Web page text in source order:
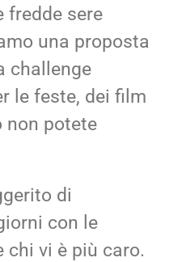
fredde sere
una proposta
challenge
le feste, dei film
non potete
di
con le
vi è più caro.